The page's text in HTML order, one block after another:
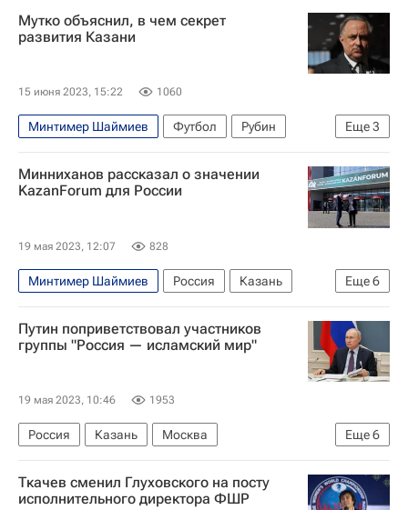
Мутко объяснил, в чем секрет
развития Казани
15 июня 2023, 15:22 1060
Еще3
Минтимер Шаймиев Футбол
Рубин
Барселона
Виталий Мутко
Рустам Минниханов
Минниханов рассказал о значении
KazanForum для России
19 мая 2023, 12:07 828
Еще6
Минтимер Шаймиев Россия
Казань
США
Рустам Минниханов
Евгений Примаков
В мире
Путин поприветствовал участников
группы "Россия — исламский мир"
19 мая 2023, 10:46 1953
Еще6
Россия Казань
Москва
Марат Хуснуллин
Владимир Путин
Евгений Примаков
Ткачев сменил Глуховского на посту
исполнительного директора ФШР